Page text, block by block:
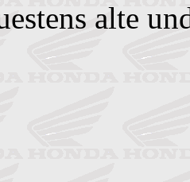
alte